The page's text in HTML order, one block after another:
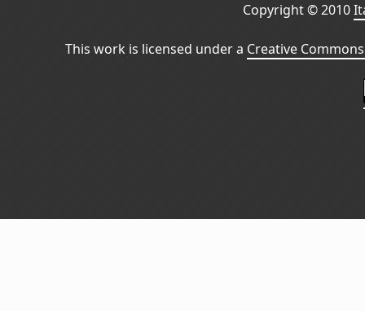
Copyright © 2010
This work is licensed under a Creative